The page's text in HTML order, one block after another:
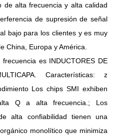
de alta frecuencia y alta calidad
de supresión de señal
bajo para los clientes y es muy
China, Europa y América.
es INDUCTORES DE
Características: z
Los chips SMI exhiben
Q a alta frecuencia.; Los
alta confiabilidad tienen una
monolítico que minimiza